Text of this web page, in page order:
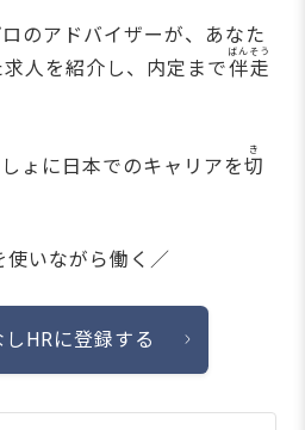
のアドバイザーが、あなた
求人を紹介し、内定まで伴走
ばんそう
ょに日本でのキャリアを切
き
使いながら働く／
HRに登録する